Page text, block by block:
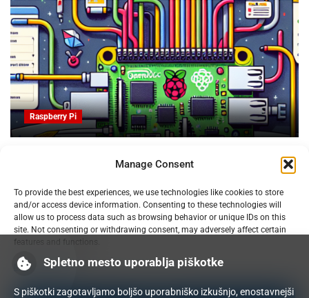
Manage Consent
To provide the best experiences, we use technologies like cookies to store
and/or access device information. Consenting to these technologies will
allow us to process data such as browsing behavior or unique IDs on this
site. Not consenting or withdrawing consent, may adversely affect certain
features and functions.
Manage services
Raspberry Pi
Obvladujte trolje za patente in slikovno oblikovanje
07.02.2025
Spletno mesto uporablja piškotke
S piškotki zagotavljamo boljšo uporabniško izkušnjo, enostavnejši